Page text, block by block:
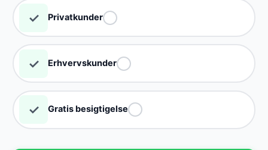
✓ Privatkunder
✓ Erhvervskunder
✓ Gratis besigtigelse